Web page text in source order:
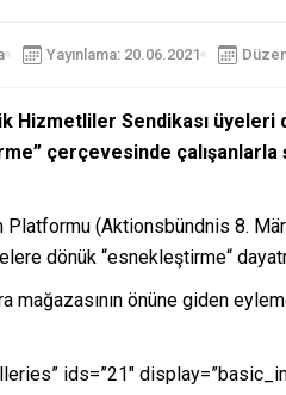
Yayınlama: 20.06.2021
Hizmetliler Sendikası üyeleri
çerçevesinde
Platformu (Aktionsbündnis 8.
dönük “esnekleştirme“
mağazasının önüne giden
ids=”21″